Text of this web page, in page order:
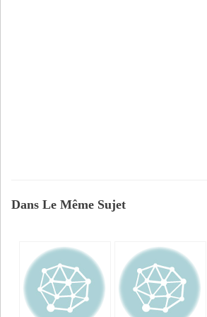
Dans Le Même Sujet